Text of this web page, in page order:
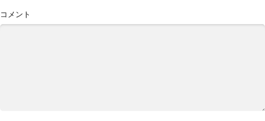
コメント